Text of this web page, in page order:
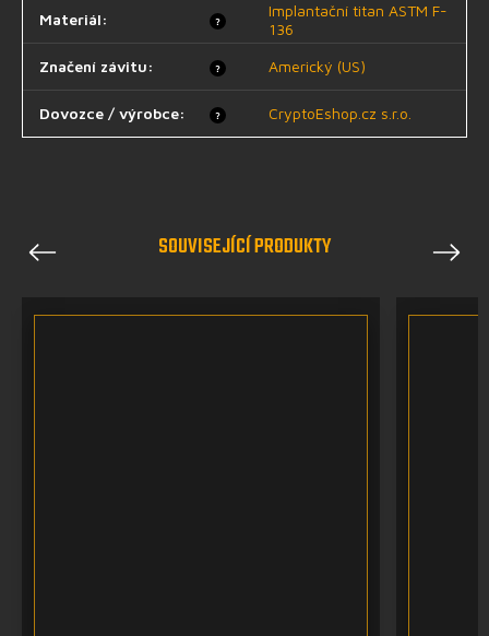
?
Materiál:
Implantační titan ASTM F-
136
?
Značení závitu: Americký (US)
?
Dovozce / výrobce: CryptoEshop.cz s.r.o.
SOUVISEJÍCÍ PRODUKTY
Previous Next